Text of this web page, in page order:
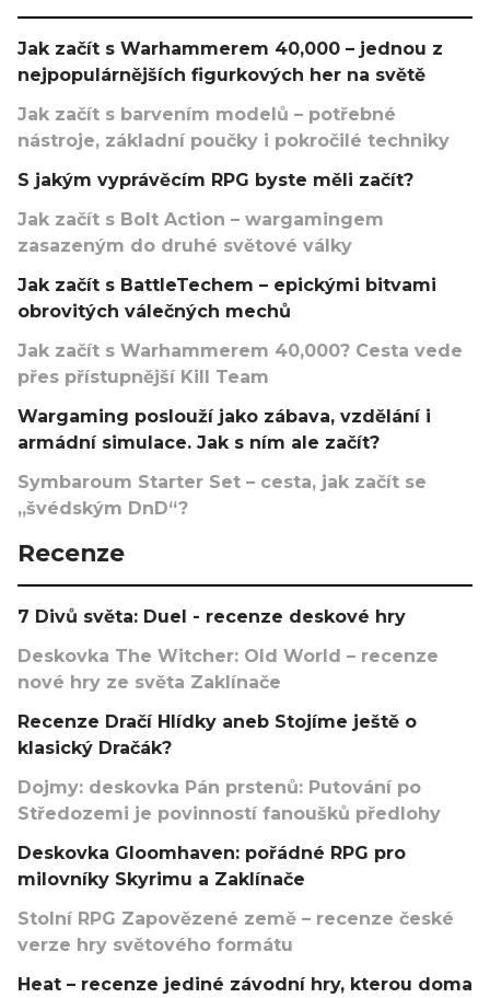
Jak začít s Warhammerem 40,000 – jednou z
nejpopulárnějších figurkových her na světě
Jak začít s barvením modelů – potřebné
nástroje, základní poučky i pokročilé techniky
S jakým vyprávěcím RPG byste měli začít?
Jak začít s Bolt Action – wargamingem
zasazeným do druhé světové války
Jak začít s BattleTechem – epickými bitvami
obrovitých válečných mechů
Jak začít s Warhammerem 40,000? Cesta vede
přes přístupnější Kill Team
Wargaming poslouží jako zábava, vzdělání i
armádní simulace. Jak s ním ale začít?
Symbaroum Starter Set – cesta, jak začít se
„švédským DnD“?
Recenze
7 Divů světa: Duel - recenze deskové hry
Deskovka The Witcher: Old World – recenze
nové hry ze světa Zaklínače
Recenze Dračí Hlídky aneb Stojíme ještě o
klasický Dračák?
Dojmy: deskovka Pán prstenů: Putování po
Středozemi je povinností fanoušků předlohy
Deskovka Gloomhaven: pořádné RPG pro
milovníky Skyrimu a Zaklínače
Stolní RPG Zapovězené země – recenze české
verze hry světového formátu
Heat – recenze jediné závodní hry, kterou doma